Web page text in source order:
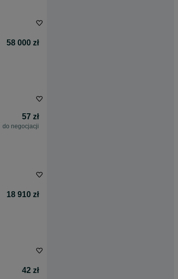
58 000 zł
57 zł
do negocjacji
18 910 zł
42 zł